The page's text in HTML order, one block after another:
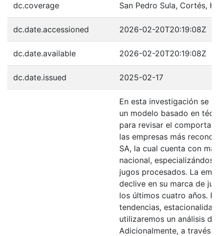
dc.coverage San Pedro Sula, Cortés,
dc.date.accessioned 2026-02-20T20:19:08Z
dc.date.available 2026-02-20T20:19:08Z
dc.date.issued 2025-02-17
En esta investigación se
un modelo basado en
para revisar el
las empresas más
SA, la cual cuenta con
nacional,
jugos procesados. La
declive en su marca de
los últimos cuatro años.
tendencias,
utilizaremos un análisis
Adicionalmente, a través